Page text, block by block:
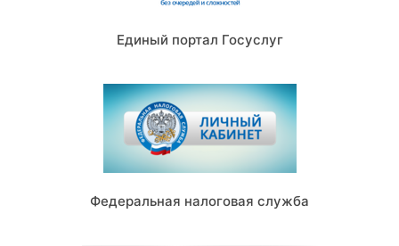
Единый портал Госуслуг
Федеральная налоговая служба